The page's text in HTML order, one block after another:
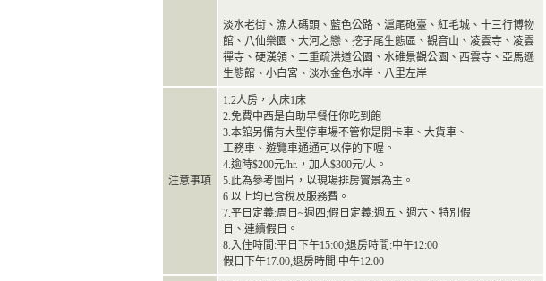
淡水老街、漁人碼頭、藍色公路、滬尾砲臺、紅毛城、十三行博物
館、八仙樂園、大河之戀、挖子尾生態區、觀音山、凌雲寺、凌雲
禪寺、硬漢領、二重疏洪道公園、水碓景觀公園、西雲寺、亞馬遜
生態館、小白宮、淡水金色水岸、八里左岸
注意事項
1.2人房，大床1床
2.免費中西是自助早餐任你吃到飽
3.本館另備有大型停車場不管你是開卡車、大貨車、
工務車、遊覽車通通可以停的下喔。
4.逾時$200元/hr.，加人$300元/人。
5.此為參考圖片，以現場排房實景為主。
6.以上均已含稅及服務費。
7.平日定義:周日~週四;假日定義:週五、週六、特別假
日、連續假日。
8.入住時間:平日下午15:00;退房時間:中午12:00
假日下午17:00;退房時間:中午12:00